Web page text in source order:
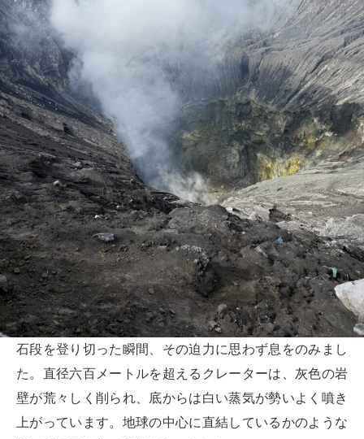
石段を登り切った瞬間、その迫力に思わず息をのみまし
た。直径六百メートルを超えるクレーターは、灰色の岩
壁が荒々しく削られ、底からは白い蒸気が勢いよく噴き
上がっています。地球の中心に直結しているかのような